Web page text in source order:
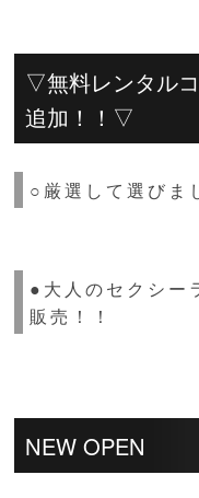
▽無料レンタル
追加！！▽
○厳選して選
●大人のセクシ
販売！！
NEW OPEN